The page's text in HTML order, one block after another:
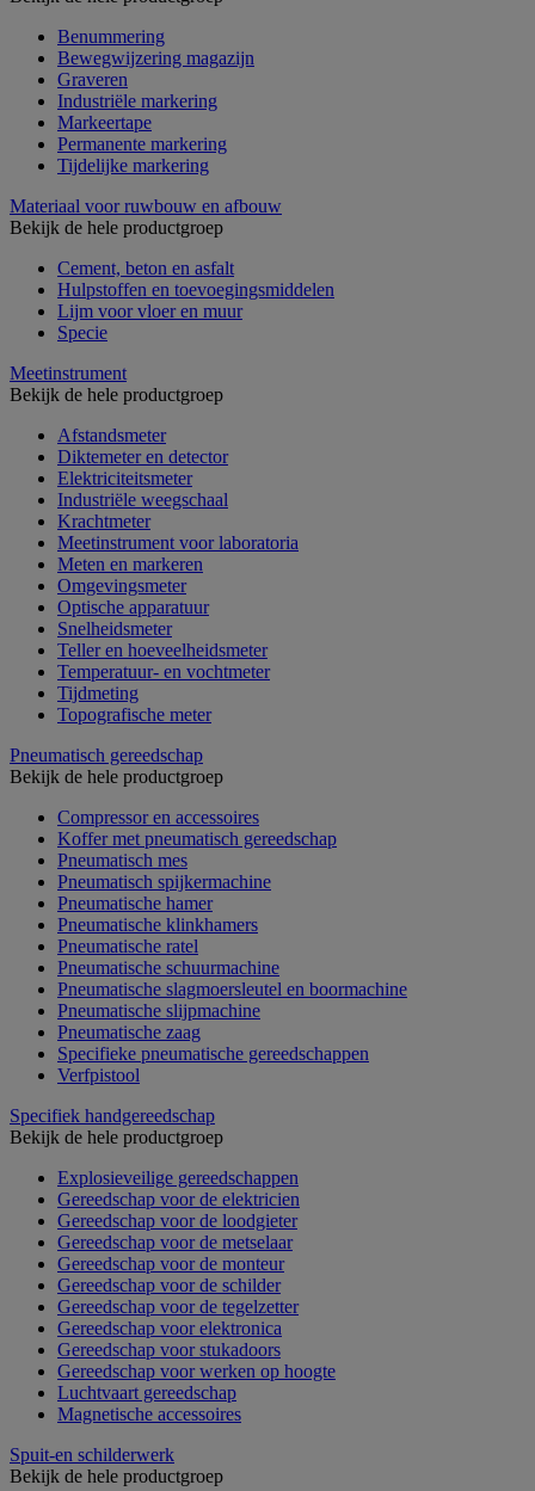
Benummering
Bewegwijzering magazijn
Graveren
Industriële markering
Markeertape
Permanente markering
Tijdelijke markering
Materiaal voor ruwbouw en afbouw
Bekijk de hele productgroep
Cement, beton en asfalt
Hulpstoffen en toevoegingsmiddelen
Lijm voor vloer en muur
Specie
Meetinstrument
Bekijk de hele productgroep
Afstandsmeter
Diktemeter en detector
Elektriciteitsmeter
Industriële weegschaal
Krachtmeter
Meetinstrument voor laboratoria
Meten en markeren
Omgevingsmeter
Optische apparatuur
Snelheidsmeter
Teller en hoeveelheidsmeter
Temperatuur- en vochtmeter
Tijdmeting
Topografische meter
Pneumatisch gereedschap
Bekijk de hele productgroep
Compressor en accessoires
Koffer met pneumatisch gereedschap
Pneumatisch mes
Pneumatisch spijkermachine
Pneumatische hamer
Pneumatische klinkhamers
Pneumatische ratel
Pneumatische schuurmachine
Pneumatische slagmoersleutel en boormachine
Pneumatische slijpmachine
Pneumatische zaag
Specifieke pneumatische gereedschappen
Verfpistool
Specifiek handgereedschap
Bekijk de hele productgroep
Explosieveilige gereedschappen
Gereedschap voor de elektricien
Gereedschap voor de loodgieter
Gereedschap voor de metselaar
Gereedschap voor de monteur
Gereedschap voor de schilder
Gereedschap voor de tegelzetter
Gereedschap voor elektronica
Gereedschap voor stukadoors
Gereedschap voor werken op hoogte
Luchtvaart gereedschap
Magnetische accessoires
Spuit-en schilderwerk
Bekijk de hele productgroep